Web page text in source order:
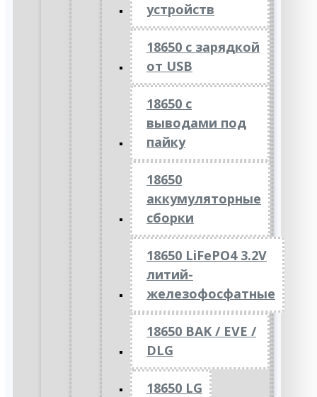
устройств
18650 с зарядкой
от USB
18650 с
выводами под
пайку
18650
аккумуляторные
сборки
18650 LiFePO4 3.2V
литий-
железофосфатные
18650 BAK / EVE /
DLG
18650 LG